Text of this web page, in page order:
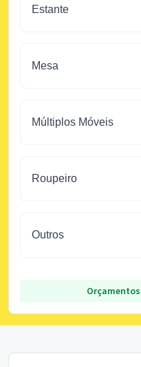
Estante
Mesa
Múltiplos Móveis
Roupeiro
Outros